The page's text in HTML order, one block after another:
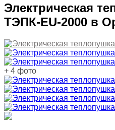
Электрическая
ТЭПК-EU-2000 в
+ 4 фото